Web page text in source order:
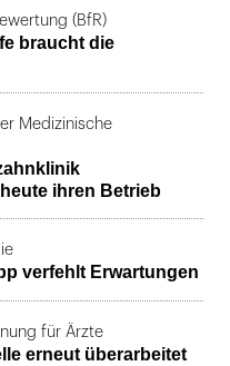
(BfR)
braucht die
Medizinische
ihren Betrieb
verfehlt Erwartungen
für Ärzte
erneut überarbeitet